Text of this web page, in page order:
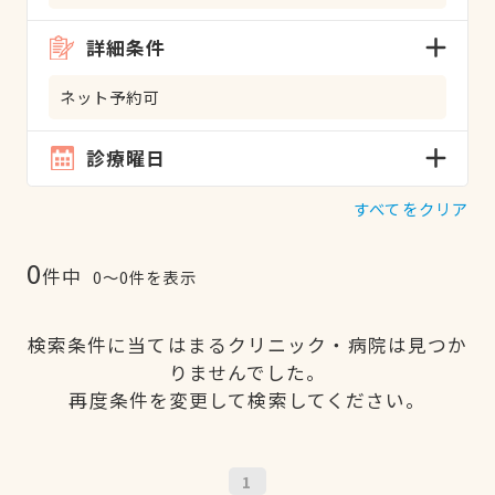
詳細条件
ネット予約可
診療曜日
すべてをクリア
0件中 0〜0件を表示
検索条件に当てはまるクリニック・病院は見つか
りませんでした。
再度条件を変更して検索してください。
1